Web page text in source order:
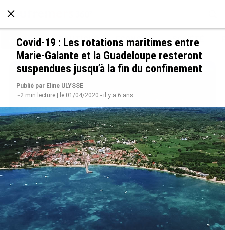
À LA UNE POLITIQUE ECONOMIE SOCIÉTÉ
SÉRIE. Histoire des chefs-lieux d’Outre-mer :
Nouméa, une capitale construite par le bagne,
Covid-19 : Les rotations maritimes entre
Marie-Galante et la Guadeloupe resteront
suspendues jusqu’à la fin du confinement
Publié par Eline ULYSSE
~2 min lecture | le 01/04/2020 - il y a 6 ans